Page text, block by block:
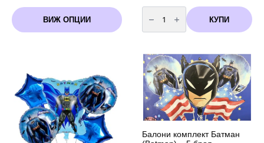
1,53 €
/
2,99 лв.
13,91 лв.
ВИЖ ОПЦИИ
This
product
has
options
may
be
chosen
on
the
product
количество
за
Балони
комплект
-
12
броя
КУПИ
Балони комплект Батман